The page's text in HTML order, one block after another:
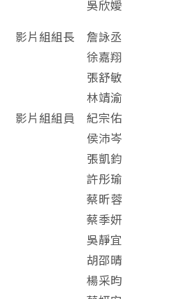
吳欣嬡
影片組組長 詹詠丞
徐嘉翔
張舒敏
林靖渝
影片組組員 紀宗佑
侯沛岑
張凱鈞
許彤瑜
蔡昕蓉
蔡季妍
吳靜宜
胡邵晴
楊采昀